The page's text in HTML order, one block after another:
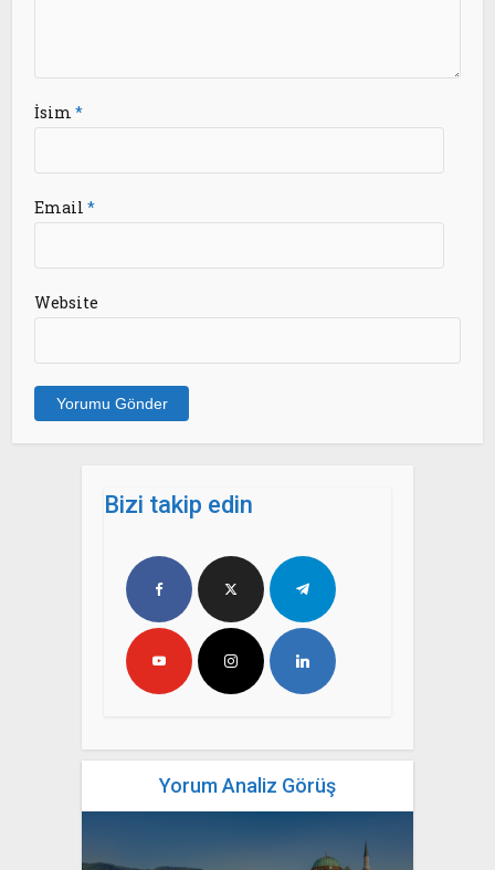
İsim*
Email*
Website
Bizi takip edin
Yorum Analiz Görüş